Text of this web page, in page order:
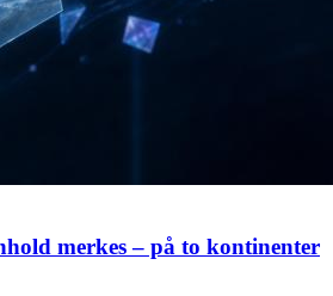
merkes – på to kontinenter